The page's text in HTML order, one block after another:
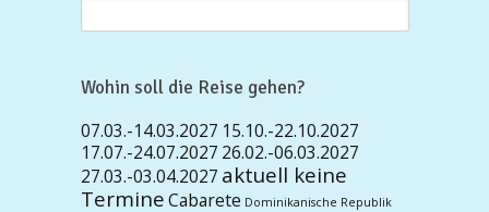
Wohin soll die Reise gehen?
07.03.-14.03.2027 15.10.-22.10.2027
17.07.-24.07.2027 26.02.-06.03.2027
27.03.-03.04.2027 aktuell keine
TermineCabarete Dominikanische Republik